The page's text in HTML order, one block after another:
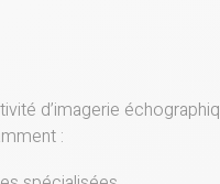
d’imagerie
: